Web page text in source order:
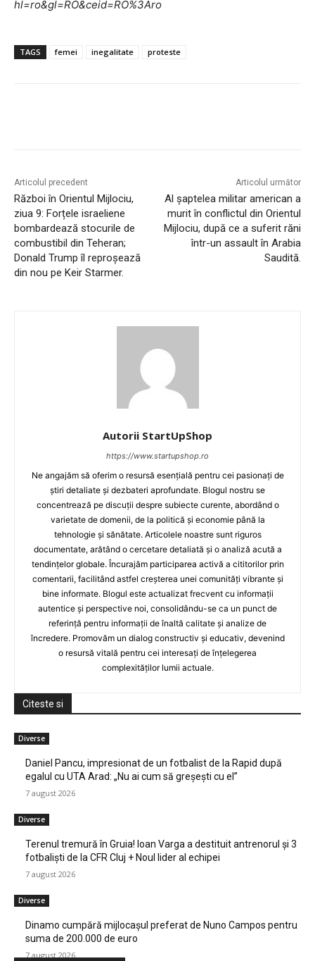
hl=ro&gl=RO&ceid=RO%3Aro
TAGS femei inegalitate proteste
Articolul precedent
Război în Orientul Mijlociu,
ziua 9: Forțele israeliene
bombardează stocurile de
combustibil din Teheran;
Donald Trump îl reproșează
din nou pe Keir Starmer.
Articolul următor
Al șaptelea militar american a
murit în conflictul din Orientul
Mijlociu, după ce a suferit răni
într-un assault în Arabia
Saudită.
Autorii StartUpShop
https://www.startupshop.ro
Ne angajăm să oferim o resursă esențială pentru cei pasionați de
știri detaliate și dezbateri aprofundate. Blogul nostru se
concentrează pe discuții despre subiecte curente, abordând o
varietate de domenii, de la politică și economie până la
tehnologie și sănătate. Articolele noastre sunt riguros
documentate, arătând o cercetare detaliată și o analiză acută a
tendințelor globale. Încurajăm participarea activă a cititorilor prin
comentarii, facilitând astfel creșterea unei comunități vibrante și
bine informate. Blogul este actualizat frecvent cu informații
autentice și perspective noi, consolidându-se ca un punct de
referință pentru informații de înaltă calitate și analize de
încredere. Promovăm un dialog constructiv și educativ, devenind
o resursă vitală pentru cei interesați de înțelegerea
complexităților lumii actuale.
Citeste si
Diverse
Daniel Pancu, impresionat de un fotbalist de la Rapid după
egalul cu UTA Arad: „Nu ai cum să greșești cu el”
7 august 2026
Diverse
Terenul tremură în Gruia! Ioan Varga a destituit antrenorul și 3
fotbaliști de la CFR Cluj + Noul lider al echipei
7 august 2026
Diverse
Dinamo cumpără mijlocașul preferat de Nuno Campos pentru
suma de 200.000 de euro
7 august 2026